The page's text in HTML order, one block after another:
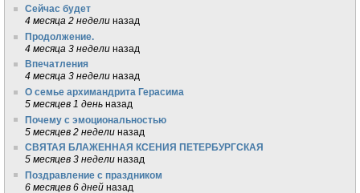
Сейчас будет
4 месяца 2 недели назад
Продолжение.
4 месяца 3 недели назад
Впечатления
4 месяца 3 недели назад
О семье архимандрита Герасима
5 месяцев 1 день назад
Почему с эмоциональностью
5 месяцев 2 недели назад
СВЯТАЯ БЛАЖЕННАЯ КСЕНИЯ ПЕТЕРБУРГСКАЯ
5 месяцев 3 недели назад
Поздравление с праздником
6 месяцев 6 дней назад